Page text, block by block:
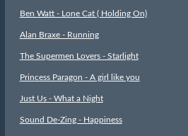
Ben Watt - Lone Cat ( Holding On)
Alan Braxe - Running
The Supermen Lovers - Starlight
Princess Paragon - A girl like you
Just Us - What a Night
Sound De-Zing - Happiness